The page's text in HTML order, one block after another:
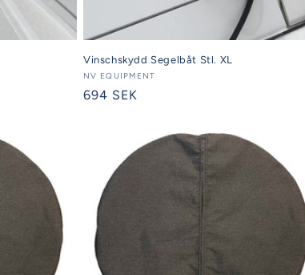
Vinschskydd Segelbåt Stl. XL
Säljare:
NV EQUIPMENT
Ordinarie
694 SEK